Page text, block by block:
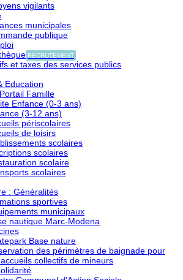
vigilants
municipales
publique
RECRUTEMENT
et taxes des services publics
Education
Famille
Enfance (0-3 ans)
(3-12 ans)
périscolaires
de loisirs
scolaires
scolaires
scolaire
scolaires
: Généralités
sportives
municipaux
nautique Marc-Modena
Base nature
des périmètres de baignade pour
collectifs de mineurs